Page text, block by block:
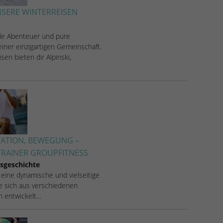
WINTERREISEN
Abenteuer und pure
einzigartigen Gemeinschaft.
bieten dir Alpinski,
BEWEGUNG –
GROUPFITNESS
dynamische und vielseitige
sich aus verschiedenen
entwickelt…